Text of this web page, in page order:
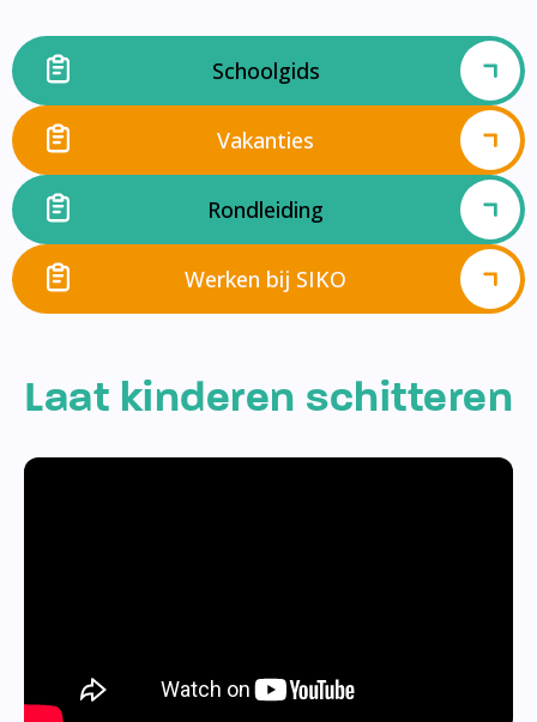
Schoolgids
Vakanties
Rondleiding
Werken bij SIKO
Laat kinderen schitteren